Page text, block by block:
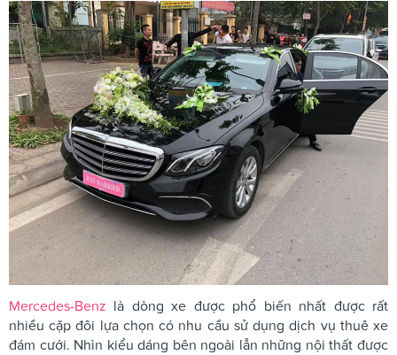
Mercedes-Benz là dòng xe được phổ biến nhất được rất
nhiều cặp đôi lựa chọn có nhu cầu sử dụng dịch vụ thuê xe
đám cưới. Nhìn kiểu dáng bên ngoài lẫn những nội thất được